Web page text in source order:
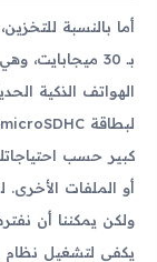
أما بالنسبة
بـ 30
الهواتف الذكية
كبير حسب
أو الملفات الأخرى.
يكفي لتشغيل نظام